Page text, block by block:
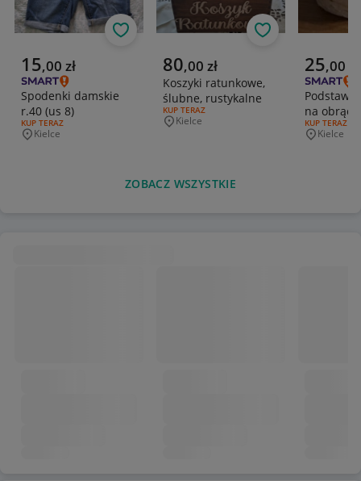
Aktualna cena
15,00 zł
Spodenki damskie
r.40 (us 8)
RODZAJ OFERTY:
KUP TERAZ
Miejscowość
Kielce
Obserwuj
Aktualna cena
80,00 zł
Koszyki ratunkowe,
ślubne, rustykalne
RODZAJ OFERTY:
KUP TERAZ
Miejscowość
Kielce
Obserwuj
Aktualna
25,00
na
RODZAJ
KUP TERAZ
Kielce
ZOBACZ WSZYSTKIE